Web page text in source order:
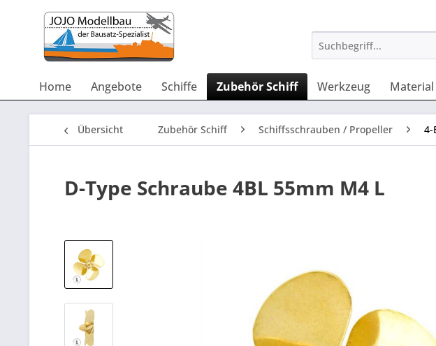
Home Angebote Schiffe Zubehör Schiff Werkzeug Material
Übersicht Zubehör Schiff Schiffsschrauben / Propeller 4-
D-Type Schraube 4BL 55mm M4 L